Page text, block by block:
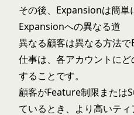
その後、Expansionは簡単
Expansionへの異なる道
異なる顧客は異なる方法
仕事は、各アカウントに
することです。
顧客がFeature制限または
ているとき、より高いテ